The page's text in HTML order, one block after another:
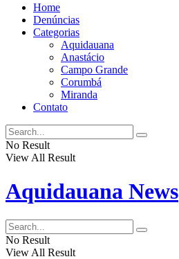
Home
Denúncias
Categorias
Aquidauana
Anastácio
Campo Grande
Corumbá
Miranda
Contato
No Result
View All Result
Aquidauana News
No Result
View All Result